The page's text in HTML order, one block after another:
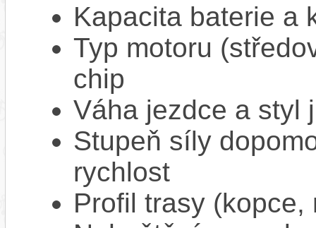
Kapacita baterie a
Typ motoru
chip
Váha jezdce a styl
Stupeň síly
rychlost
Profil trasy